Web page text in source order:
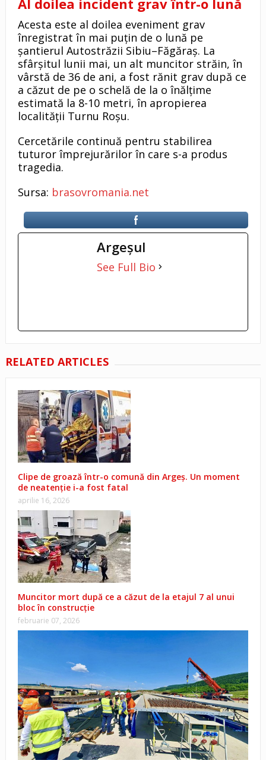
Acesta este al doilea eveniment grav
înregistrat în mai puțin de o lună pe
șantierul Autostrăzii Sibiu–Făgăraș. La
sfârșitul lunii mai, un alt muncitor străin, în
vârstă de 36 de ani, a fost rănit grav după ce
a căzut de pe o schelă de la o înălțime
estimată la 8-10 metri, în apropierea
localității Turnu Roșu.
Cercetările continuă pentru stabilirea
tuturor împrejurărilor în care s-a produs
tragedia.
Sursa: brasovromania.net
Argeşul
See Full Bio
RELATED ARTICLES
Clipe de groază într-o comună din Argeș. Un moment
de neatenție i-a fost fatal
aprilie 16, 2026
Muncitor mort după ce a căzut de la etajul 7 al unui
bloc în construcție
februarie 07, 2026